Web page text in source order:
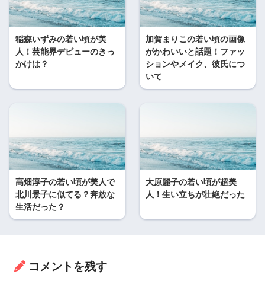
稲森いずみの若い頃が美
人！芸能界デビューのきっ
かけは？
加賀まりこの若い頃の画像
がかわいいと話題！ファッ
ションやメイク、彼氏につ
いて
高畑淳子の若い頃が美人で
北川景子に似てる？奔放な
生活だった？
大原麗子の若い頃が超美
人！生い立ちが壮絶だった
コメントを残す